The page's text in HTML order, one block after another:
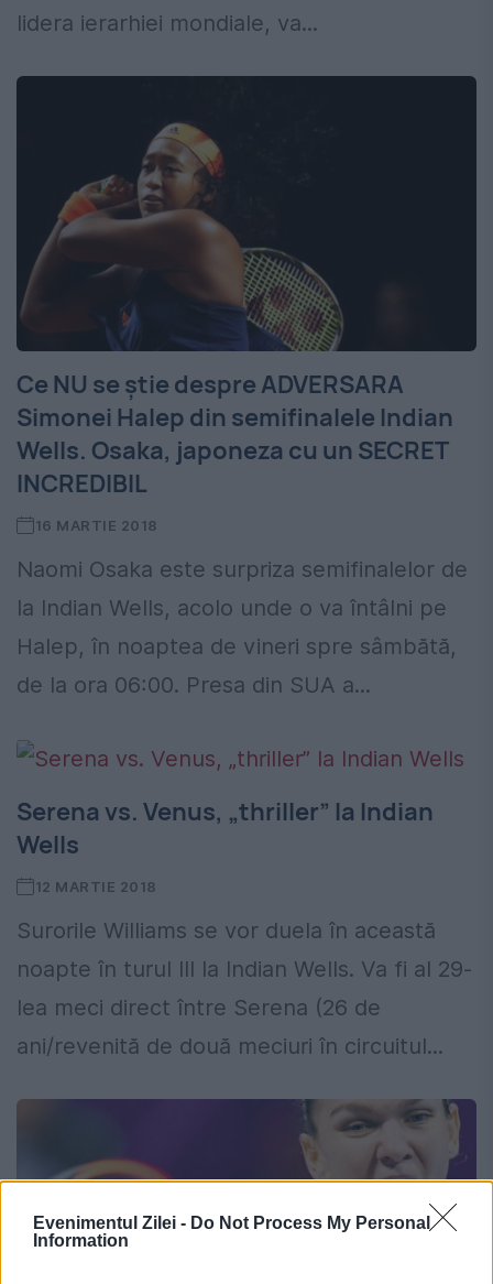
Evenimentul Zilei - Do Not Process My Personal
Information
lidera ierarhiei mondiale, va...
Ce NU se știe despre ADVERSARA
Simonei Halep din semifinalele Indian
Wells. Osaka, japoneza cu un SECRET
INCREDIBIL
16 MARTIE 2018
Naomi Osaka este surpriza semifinalelor de
la Indian Wells, acolo unde o va întâlni pe
Halep, în noaptea de vineri spre sâmbătă,
de la ora 06:00. Presa din SUA a...
Serena vs. Venus, „thriller” la Indian
Wells
12 MARTIE 2018
Surorile Williams se vor duela în această
noapte în turul III la Indian Wells. Va fi al 29-
lea meci direct între Serena (26 de
ani/revenită de două meciuri în circuitul...